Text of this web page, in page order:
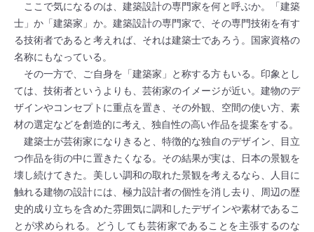
ここで気になるのは、建築設計の専門家を何と呼ぶか。「建築
士」か「建築家」か。建築設計の専門家で、その専門技術を有す
る技術者であると考えれば、それは建築士であろう。国家資格の
名称にもなっている。
その一方で、ご自身を「建築家」と称する方もいる。印象とし
ては、技術者というよりも、芸術家のイメージが近い。建物のデ
ザインやコンセプトに重点を置き、その外観、空間の使い方、素
材の選定などを創造的に考え、独自性の高い作品を提案をする。
建築士が芸術家になりきると、特徴的な独自のデザイン、目立
つ作品を街の中に置きたくなる。その結果が実は、日本の景観を
壊し続けてきた。美しい調和の取れた景観を考えるなら、人目に
触れる建物の設計には、極力設計者の個性を消し去り、周辺の歴
史的成り立ちを含めた雰囲気に調和したデザインや素材であるこ
とが求められる。どうしても芸術家であることを主張するのな